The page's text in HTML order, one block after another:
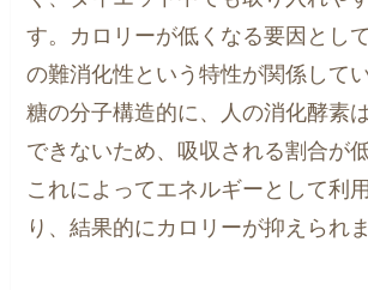
す。カロリーが低くなる要因とし
の難消化性という特性が関係して
糖の分子構造的に、人の消化酵素
できないため、吸収される割合が
これによってエネルギーとして利
り、結果的にカロリーが抑えられま